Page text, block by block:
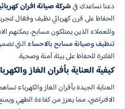
دعنا نساعدك فيشركة صيانة افران كهربائية
الحفاظ على فرن كهربائي نظيف وفعّال
وللعملاء الذين يمتلكون مسابح، يمكنهم
تنظيف وصيانة مسابح بالاحساء التي
الفلترة للحفاظ على بيئة آمنة وصحية.
كيفية العناية بأفران الغاز
العناية الجيدة بأفران الغاز والكهرباء
الافتراضي، مما يعزز من كفاءة الطهي